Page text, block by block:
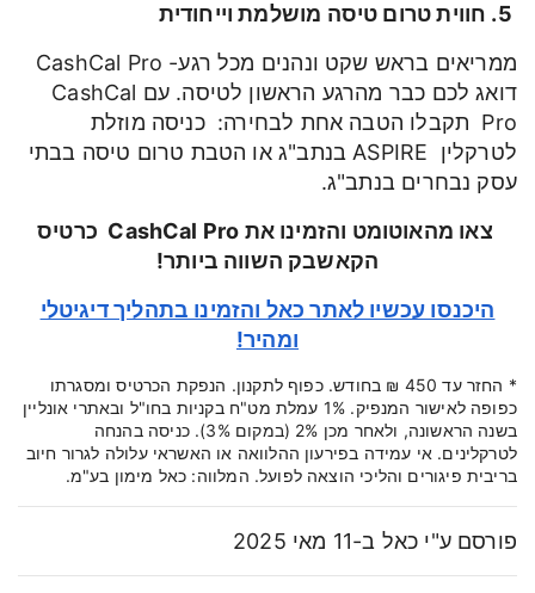
ממריאים בראש שקט ונהנים מכל רגע- CashCal Pro
דואג לכם כבר מהרגע הראשון לטיסה. עם CashCal
Pro תקבלו הטבה אחת לבחירה: כניסה מוזלת
לטרקלין ASPIRE בנתב"ג או הטבת טרום טיסה בבתי
עסק נבחרים בנתב"ג.
צאו מהאוטומט והזמינו את CashCal Pro כרטיס
הקאשבק השווה ביותר!
היכנסו עכשיו לאתר כאל והזמינו בתהליך דיגיטלי
ומהיר!
* החזר עד 450 ₪ בחודש. כפוף לתקנון. הנפקת הכרטיס ומסגרתו
כפופה לאישור המנפיק. 1% עמלת מט"ח בקניות בחו"ל ובאתרי אונליין
בשנה הראשונה, ולאחר מכן 2% (במקום 3%). כניסה בהנחה
לטרקלינים. אי עמידה בפירעון ההלוואה או האשראי עלולה לגרור חיוב
בריבית פיגורים והליכי הוצאה לפועל. המלווה: כאל מימון בע"מ.
פורסם ע"י כאל ב-11 מאי 2025